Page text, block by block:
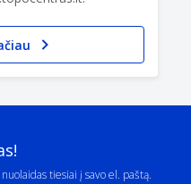
tiesiai į savo el. paštą.